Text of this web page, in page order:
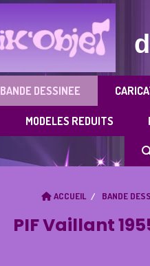
BANDE DESSINEE
MODELES REDUITS
ACCUEIL BANDE
PIF Vaillant